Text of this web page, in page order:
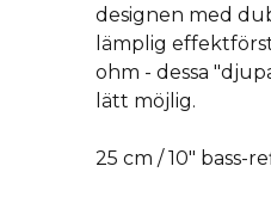
designen med
lämplig
ohm - dessa
lätt möjlig.
25 cm / 10″ bass-